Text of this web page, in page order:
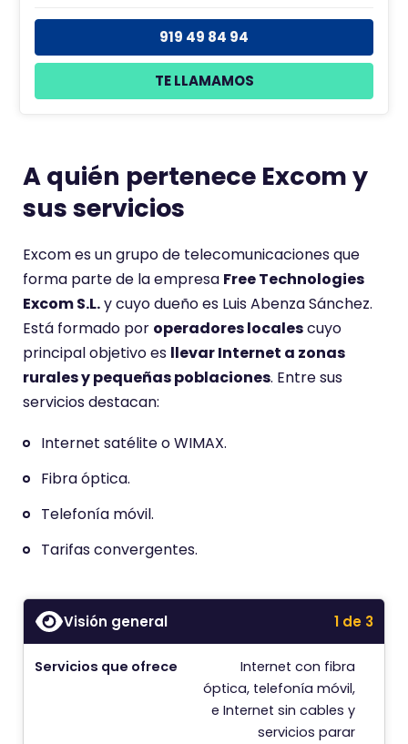
919 49 84 94
TE LLAMAMOS
A quién pertenece Excom y
sus servicios
Excom es un grupo de telecomunicaciones que
forma parte de la empresa Free Technologies
Excom S.L.y cuyo dueño es Luis Abenza Sánchez.
Está formado por operadores localescuyo
principal objetivo es llevar Internet a zonas
rurales y pequeñas poblaciones. Entre sus
servicios destacan:
Internet satélite o WIMAX.
Fibra óptica.
Telefonía móvil.
Tarifas convergentes.
Visión general 1 de 3
Servicios que ofrece
Internet con fibra
óptica, telefonía móvil,
e Internet sin cables y
servicios parar